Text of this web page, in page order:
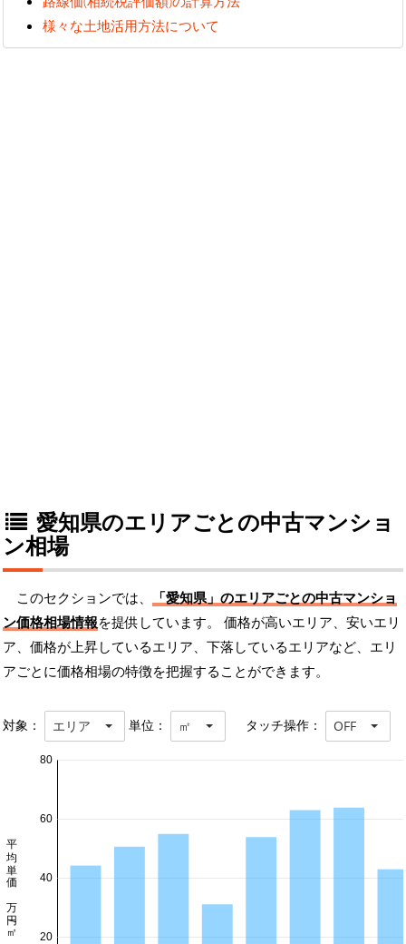
様々な土地活用方法について
愛知県のエリアごとの中古マンショ
ン相場
このセクションでは、
「愛知県」のエリアごとの中古マンショ
ン価格相場情報を提供しています。 価格が高いエリア、安いエリ
ア、価格が上昇しているエリア、下落しているエリアなど、エリ
アごとに価格相場の特徴を把握することができます。
対象： エリア 単位： ㎡ タッチ操作： OFF
20
40
60
80
平均単価 万円/㎡